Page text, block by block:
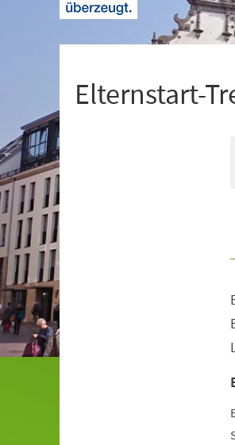
Elternstart-